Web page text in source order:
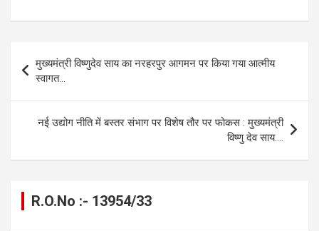
ce
b
o
o
k
se
n
g
er
at
A
p
p
e
a
m
ail py
n
k
ar
navigation
मुख्यमंत्री विष्णुदेव साय का नरहरपुर आगमन पर किया गया आत्मीय
स्वागत…
नई उद्योग नीति में बस्तर संभाग पर विशेष तौर पर फोकस : मुख्यमंत्री
विष्णु देव साय….
R.O.No :- 13954/33